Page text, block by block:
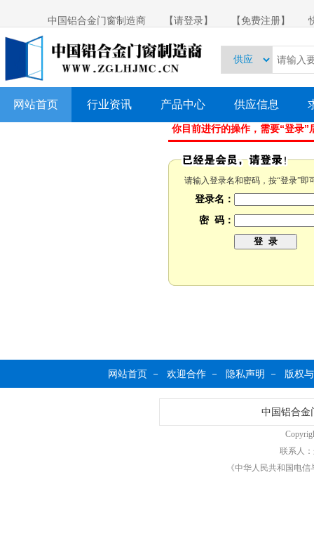
中国铝合金门窗制造商 【请登录】 【免费注册】
网站首页 行业资讯 产品中心 供应信息
你目前进行的操作，需要“登录
请输入登录名和密码，按“登录”即
登录名：
密 码：
网站首页 － 欢迎合作 － 隐私声明 － 版权
中国铝合金
联系人
《中华人民共和国电